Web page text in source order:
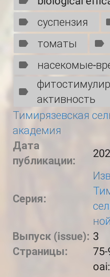
суспензия
томаты
насекомые-
активность
Тимирязевская
академия
Дата
публикации:
Серия:
Выпуск (issue): 3
Страницы:
75-